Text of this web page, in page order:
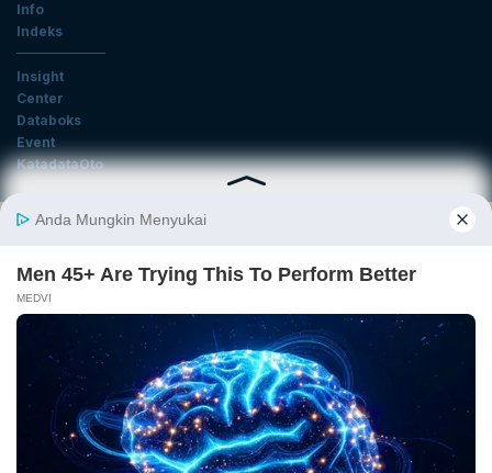
Info
Indeks
Insight
Center
Databoks
Event
KatadataOto
Langganan Newsletter
Daftar
Ikuti Kami
Tentang Katadata Advertising Karier
Pedoman Media Siber
Kebijakan Privasi
Disclaimer
Hubungi Kami
©2025 Katadata. Hak cipta dilindungi Undang-undang.